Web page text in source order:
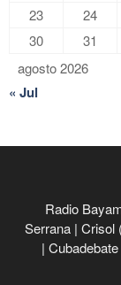
agosto 2026
23
24
30
31
« Jul
Radio
Serrana | Crisol
| Cubadebate